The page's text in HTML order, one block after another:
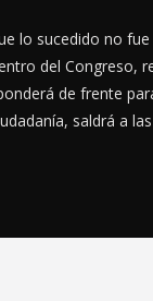
lo sucedido no
del Congreso,
de frente
saldrá a